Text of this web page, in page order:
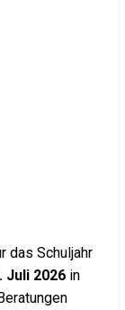
das Schuljahr
Juli 2026 in